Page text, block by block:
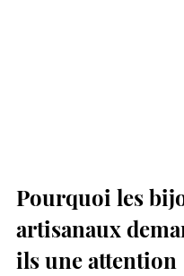
Pourquoi les
artisanaux
ils une attention